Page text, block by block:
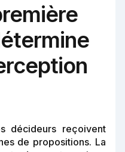
décideurs reçoivent
de propositions. La